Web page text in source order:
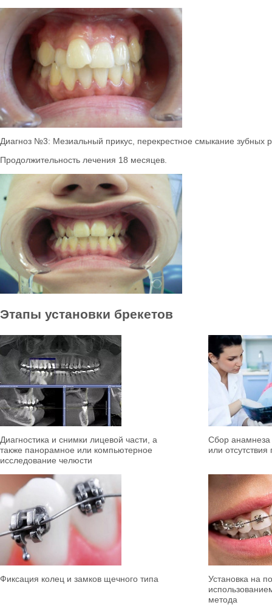
Диагноз №3: Мезиальный прикус, перекрестное смыкание зубных
Продолжительность лечения 18 месяцев.
Этапы установки брекетов
Диагностика и снимки лицевой части, а
также панорамное или компьютерное
исследование челюсти
Сбор
или
Фиксация колец и замков щечного типа
Установка на
метода